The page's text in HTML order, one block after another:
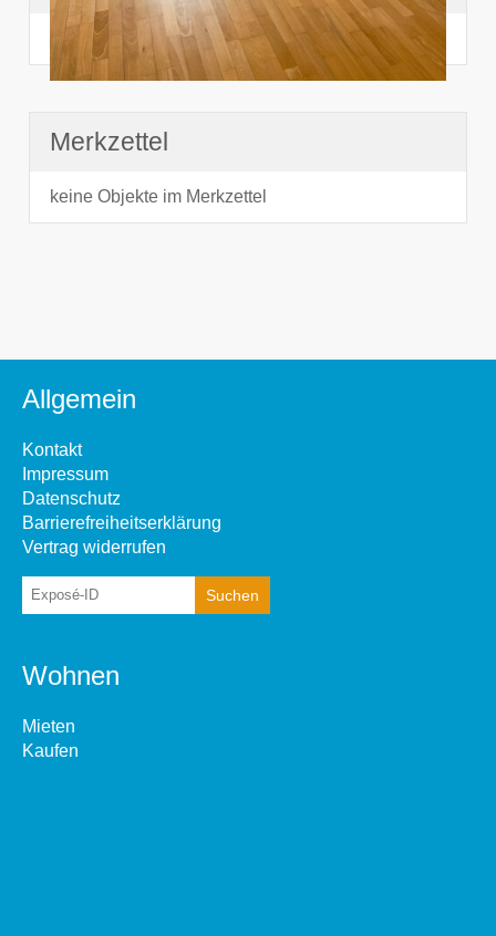
noch nichts angesehen
Merkzettel
keine Objekte im Merkzettel
Allgemein
Kontakt
Impressum
Datenschutz
Barrierefreiheitserklärung
Vertrag widerrufen
Wohnen
Mieten
Kaufen